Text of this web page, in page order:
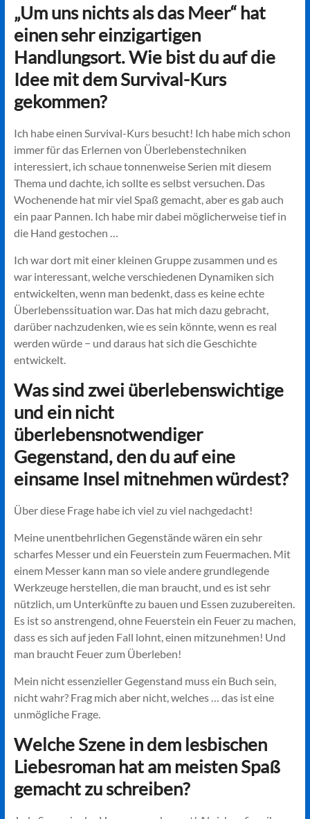
„Um uns nichts als das Meer“ hat
einen sehr einzigartigen
Handlungsort. Wie bist du auf die
Idee mit dem Survival-Kurs
gekommen?
Ich habe einen Survival-Kurs besucht! Ich habe mich schon
immer für das Erlernen von Überlebenstechniken
interessiert, ich schaue tonnenweise Serien mit diesem
Thema und dachte, ich sollte es selbst versuchen. Das
Wochenende hat mir viel Spaß gemacht, aber es gab auch
ein paar Pannen. Ich habe mir dabei möglicherweise tief in
die Hand gestochen …
Ich war dort mit einer kleinen Gruppe zusammen und es
war interessant, welche verschiedenen Dynamiken sich
entwickelten, wenn man bedenkt, dass es keine echte
Überlebenssituation war. Das hat mich dazu gebracht,
darüber nachzudenken, wie es sein könnte, wenn es real
werden würde − und daraus hat sich die Geschichte
entwickelt.
Was sind zwei überlebenswichtige
und ein nicht
überlebensnotwendiger
Gegenstand, den du auf eine
einsame Insel mitnehmen würdest?
Über diese Frage habe ich viel zu viel nachgedacht!
Meine unentbehrlichen Gegenstände wären ein sehr
scharfes Messer und ein Feuerstein zum Feuermachen. Mit
einem Messer kann man so viele andere grundlegende
Werkzeuge herstellen, die man braucht, und es ist sehr
nützlich, um Unterkünfte zu bauen und Essen zuzubereiten.
Es ist so anstrengend, ohne Feuerstein ein Feuer zu machen,
dass es sich auf jeden Fall lohnt, einen mitzunehmen! Und
man braucht Feuer zum Überleben!
Mein nicht essenzieller Gegenstand muss ein Buch sein,
nicht wahr? Frag mich aber nicht, welches … das ist eine
unmögliche Frage.
Welche Szene in dem lesbischen
Liebesroman hat am meisten Spaß
gemacht zu schreiben?